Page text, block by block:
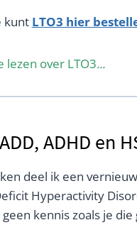
kunt LTO3 hier
over LTO3...
ADHD en
deel ik een
Hyperactivity
kennis zoals je